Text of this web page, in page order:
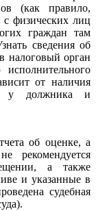
(как правило,
физических лиц
граждан там
сведения об
налоговый орган
от наличия
у должника и
об оценке, а
рекомендуется
а также
и указанные в
судебная